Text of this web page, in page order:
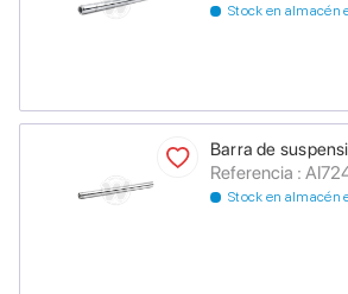
Stock en almacén
Barra de
Referencia :
Stock en almacén